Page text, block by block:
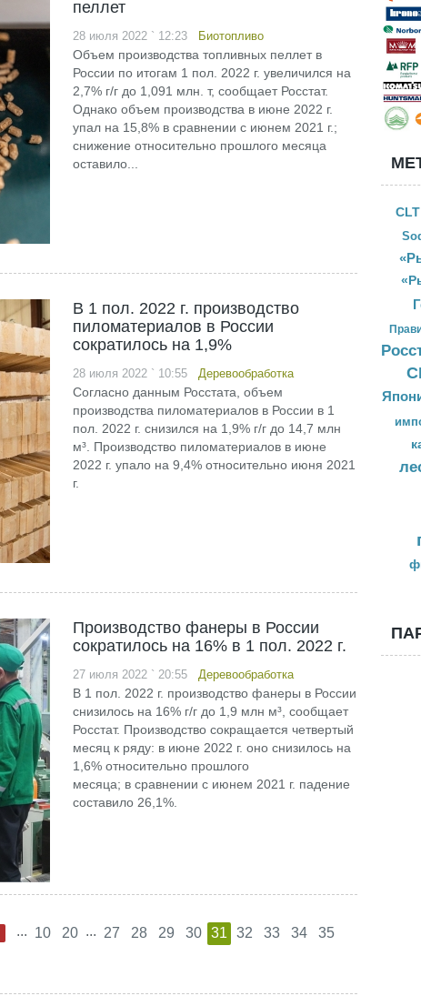
пеллет
28 июля 2022 ` 12:23 Биотопливо
Объем производства топливных пеллет в
России по итогам 1 пол. 2022 г. увеличился на
2,7% г/г до 1,091 млн. т, сообщает Росстат.
Однако объем производства в июне 2022 г.
упал на 15,8% в сравнении с июнем 2021 г.;
снижение относительно прошлого месяца
оставило...
В 1 пол. 2022 г. производство
пиломатериалов в России
сократилось на 1,9%
28 июля 2022 ` 10:55 Деревообработка
Согласно данным Росстата, объем
производства пиломатериалов в России в 1
пол. 2022 г. снизился на 1,9% г/г до 14,7 млн
м³. Производство пиломатериалов в июне
2022 г. упало на 9,4% относительно июня 2021
г.
Производство фанеры в России
сократилось на 16% в 1 пол. 2022 г.
27 июля 2022 ` 20:55 Деревообработка
В 1 пол. 2022 г. производство фанеры в России
снизилось на 16% г/г до 1,9 млн м³, сообщает
Росстат. Производство сокращается четвертый
месяц к ряду: в июне 2022 г. оно снизилось на
1,6% относительно прошлого
месяца; в сравнении с июнем 2021 г. падение
составило 26,1%.
... 10 20 ... 27 28 29 30 31 32 33 34
35
CLT